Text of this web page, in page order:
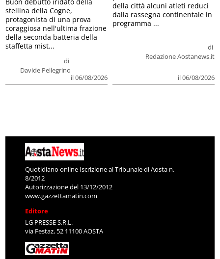
di
Davide Pellegrino
il 06/08/2026
stellina della Cogne,
protagonista di una prova
coraggiosa nell'ultima frazione
della seconda batteria della
staffetta mist...
di
Redazione Aostanews.it
il 06/08/2026
della città alcuni atleti reduci
dalla rassegna continentale in
programma ...
Quotidiano online Iscrizione al Tribunale di Aosta n.
8/2012
Autorizzazione del 13/12/2012
www.gazzettamatin.com
Editore
LG PRESSE S.R.L.
via Festaz, 52 11100 AOSTA